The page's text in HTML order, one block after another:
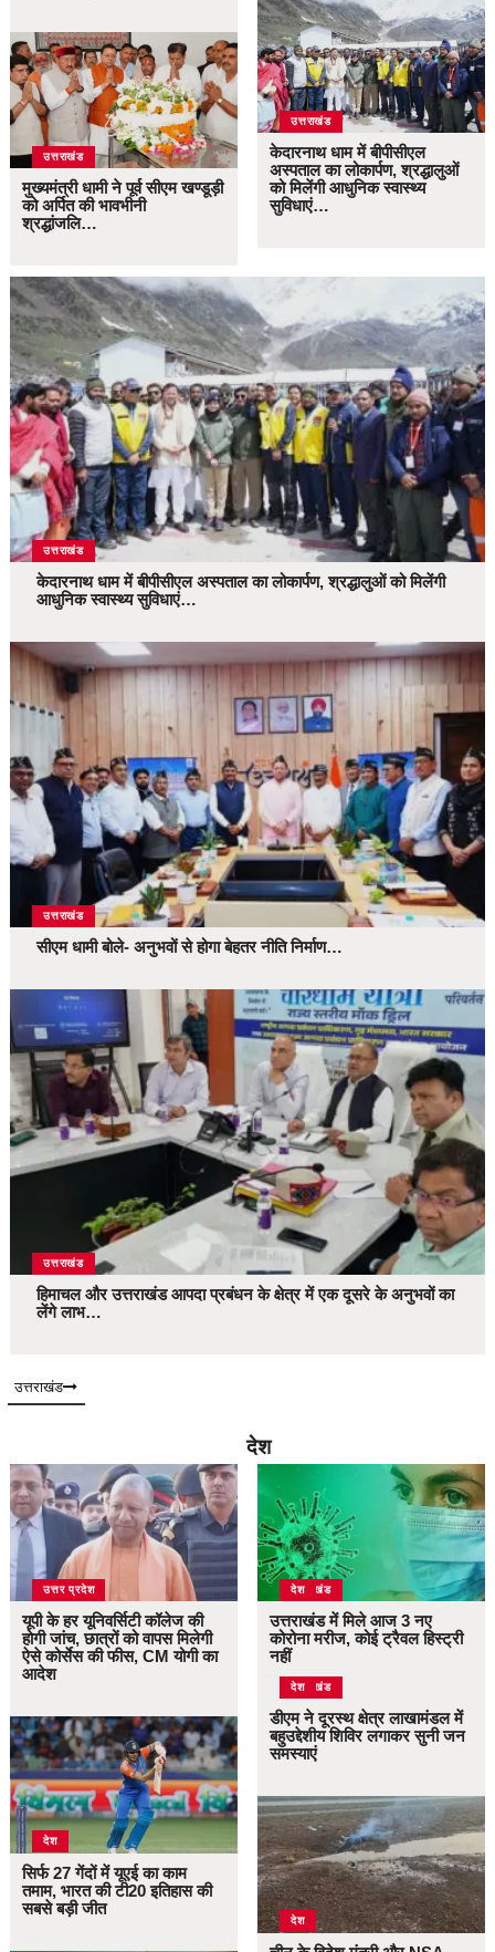
उत्तराखंड
मुख्यमंत्री धामी ने पूर्व सीएम खण्डूड़ी
को अर्पित की भावभीनी
श्रद्धांजलि…
उत्तराखंड
केदारनाथ धाम में बीपीसीएल
अस्पताल का लोकार्पण, श्रद्धालुओं
को मिलेंगी आधुनिक स्वास्थ्य
सुविधाएं…
उत्तराखंड
केदारनाथ धाम में बीपीसीएल अस्पताल का लोकार्पण, श्रद्धालुओं को मिलेंगी
आधुनिक स्वास्थ्य सुविधाएं…
उत्तराखंड
सीएम धामी बोले- अनुभवों से होगा बेहतर नीति निर्माण…
उत्तराखंड
हिमाचल और उत्तराखंड आपदा प्रबंधन के क्षेत्र में एक दूसरे के अनुभवों का
लेंगे लाभ…
उत्तराखंड
देश
उत्तर प्रदेश
यूपी के हर यूनिवर्सिटी कॉलेज की
होगी जांच, छात्रों को वापस मिलेगी
ऐसे कोर्सेस की फीस, CM योगी का
आदेश
देश
सिर्फ 27 गेंदों में यूएई का काम
तमाम, भारत की टी20 इतिहास की
सबसे बड़ी जीत
उत्तराखंड
देश
उत्तराखंड में मिले आज 3 नए
कोरोना मरीज, कोई ट्रैवल हिस्ट्री
नहीं
उत्तराखंड
देश
डीएम ने दूरस्थ क्षेत्र लाखामंडल में
बहुउद्देशीय शिविर लगाकर सुनी जन
समस्याएं
देश